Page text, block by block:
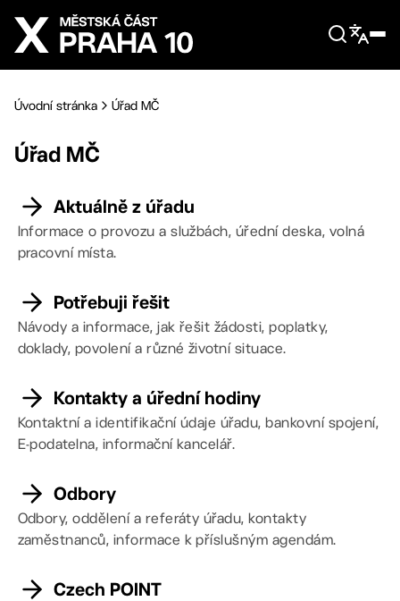
Přejít na hlavní obsah
Úvodní stránka Úřad MČ
Úřad MČ
Aktuálně z úřadu
Informace o provozu a službách, úřední deska, volná
pracovní místa.
Potřebuji řešit
Návody a informace, jak řešit žádosti, poplatky,
doklady, povolení a různé životní situace.
Kontakty a úřední hodiny
Kontaktní a identifikační údaje úřadu, bankovní spojení,
E-podatelna, informační kancelář.
Odbory
Odbory, oddělení a referáty úřadu, kontakty
zaměstnanců, informace k příslušným agendám.
Czech POINT